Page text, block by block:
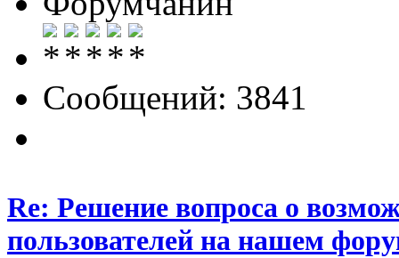
Сообщений: 3841
Re: Решение вопроса о
пользователей на нашем